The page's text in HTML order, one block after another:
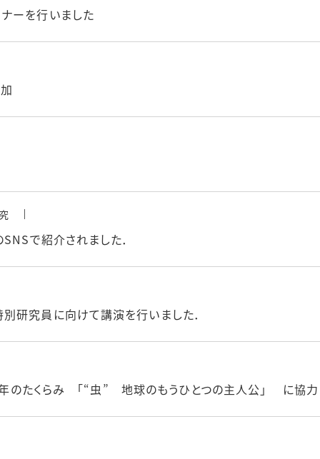
ーを行いました
で紹介されました．
研究員に向けて講演を行いました．
たくらみ 「“虫” 地球のもうひとつの主人公」 に協力